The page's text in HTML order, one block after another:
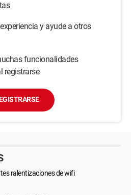
y ayude a otros
funcionalidades
registrarse
ralentizaciones de wifi